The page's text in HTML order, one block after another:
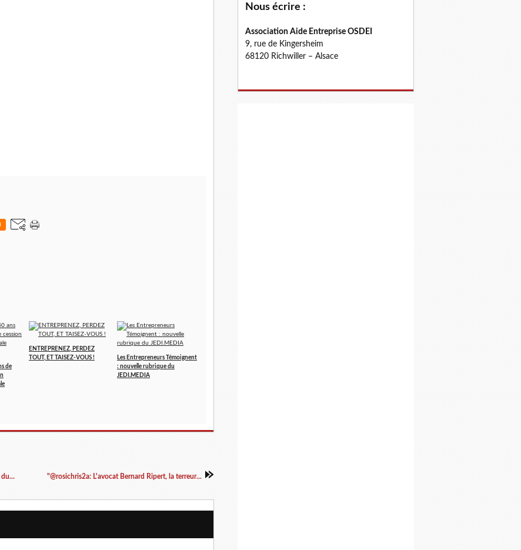
de
ENTREPRENEZ, PERDEZ
TOUT, ET TAISEZ-VOUS !
Les Entrepreneurs Témoignent
: nouvelle rubrique du
JEDI.MEDIA
du... "@rosichris2a: L'avocat Bernard Ripert, la terreur...
Nous écrire :
Association Aide Entreprise OSDEI
9, rue de Kingersheim
68120 Richwiller – Alsace